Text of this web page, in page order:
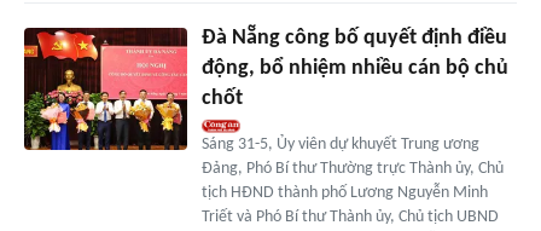
Đà Nẵng công bố quyết định điều
động, bổ nhiệm nhiều cán bộ chủ
chốt
Sáng 31-5, Ủy viên dự khuyết Trung ương
Đảng, Phó Bí thư Thường trực Thành ủy, Chủ
tịch HĐND thành phố Lương Nguyễn Minh
Triết và Phó Bí thư Thành ủy, Chủ tịch UBND